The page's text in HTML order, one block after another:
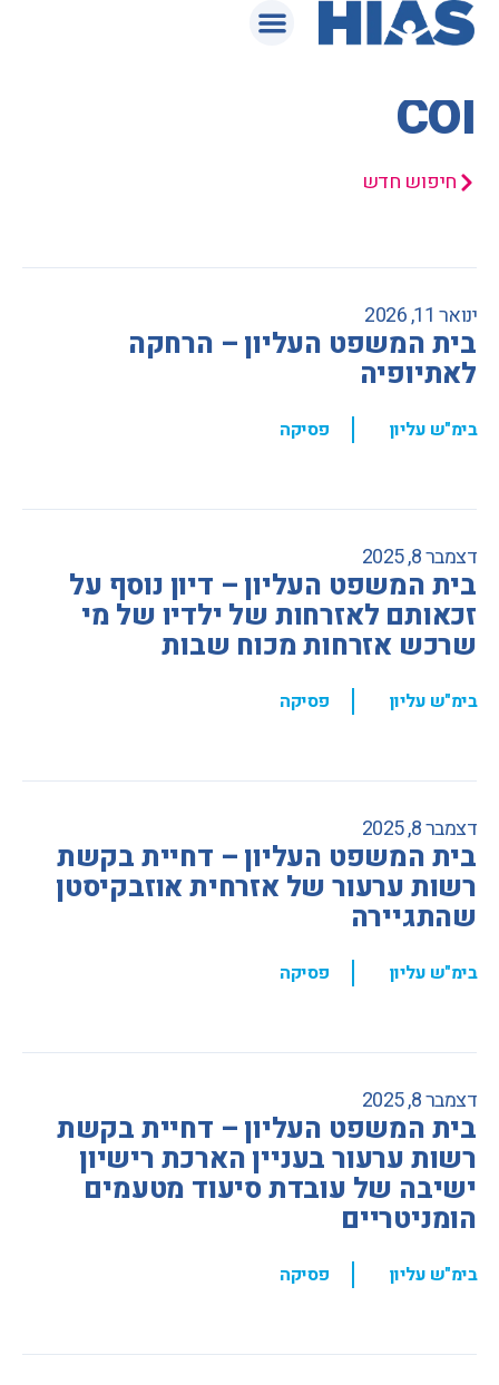
COI
חיפוש חדש
ינואר 11, 2026
בית המשפט העליון – הרחקה
לאתיופיה
בימ"ש עליון , פסיקה
דצמבר 8, 2025
בית המשפט העליון – דיון נוסף על
זכאותם לאזרחות של ילדיו של מי
שרכש אזרחות מכוח שבות
בימ"ש עליון , פסיקה
דצמבר 8, 2025
בית המשפט העליון – דחיית בקשת
רשות ערעור של אזרחית אוזבקיסטן
שהתגיירה
בימ"ש עליון , פסיקה
דצמבר 8, 2025
בית המשפט העליון – דחיית בקשת
רשות ערעור בעניין הארכת רישיון
ישיבה של עובדת סיעוד מטעמים
הומניטריים
בימ"ש עליון , פסיקה